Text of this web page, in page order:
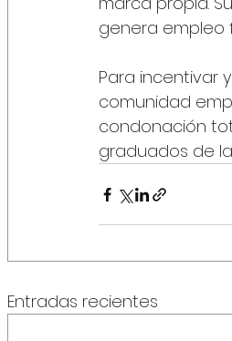
genera empleo
Para incentivar
comunidad
condonación
graduados de
Entradas recientes